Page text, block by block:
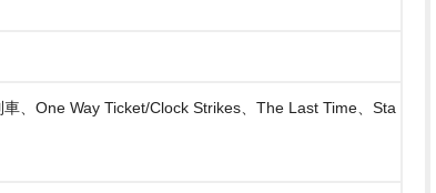
、One Way Ticket/Clock Strikes、The Last Time、Sta